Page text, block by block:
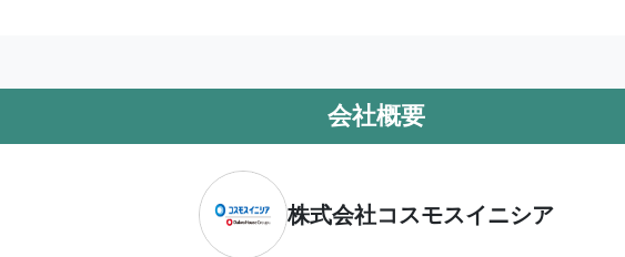
会社概要
株式会社コスモスイニシア